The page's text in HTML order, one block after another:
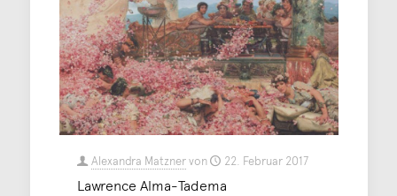
Alexandra Matznervon 22. Februar 2017
Lawrence Alma-Tadema